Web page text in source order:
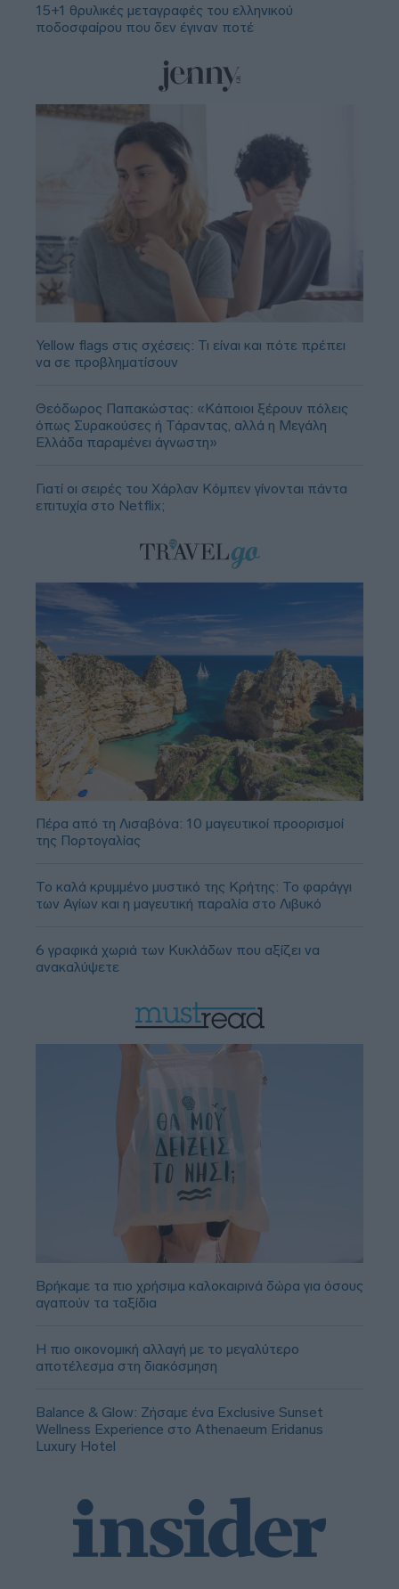
15+1 θρυλικές μεταγραφές του ελληνικού
ποδοσφαίρου που δεν έγιναν ποτέ
Yellow flags στις σχέσεις: Τι είναι και πότε πρέπει
να σε προβληματίσουν
Θεόδωρος Παπακώστας: «Κάποιοι ξέρουν πόλεις
όπως Συρακούσες ή Τάραντας, αλλά η Μεγάλη
Ελλάδα παραμένει άγνωστη»
Γιατί οι σειρές του Χάρλαν Κόμπεν γίνονται πάντα
επιτυχία στο Netflix;
Πέρα από τη Λισαβόνα: 10 μαγευτικοί προορισμοί
της Πορτογαλίας
Το καλά κρυμμένο μυστικό της Κρήτης: Το φαράγγι
των Αγίων και η μαγευτική παραλία στο Λιβυκό
6 γραφικά χωριά των Κυκλάδων που αξίζει να
ανακαλύψετε
Βρήκαμε τα πιο χρήσιμα καλοκαιρινά δώρα για όσους
αγαπούν τα ταξίδια
Η πιο οικονομική αλλαγή με το μεγαλύτερο
αποτέλεσμα στη διακόσμηση
Balance & Glow: Ζήσαμε ένα Exclusive Sunset
Wellness Experience στο Athenaeum Eridanus
Luxury Hotel